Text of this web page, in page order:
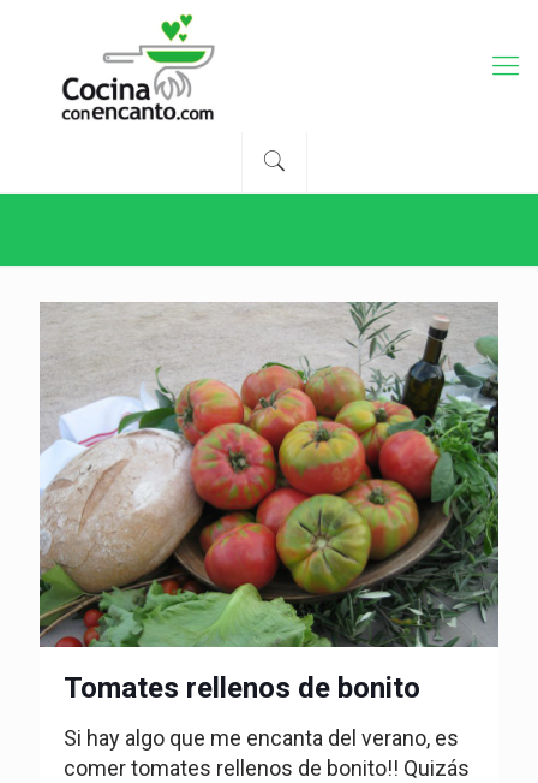
Tomates rellenos de bonito
Si hay algo que me encanta del verano, es
comer tomates rellenos de bonito!! Quizás